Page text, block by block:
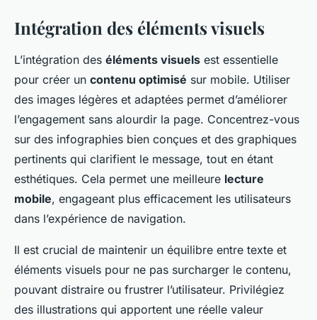
Intégration des éléments visuels
L’intégration des éléments visuels est essentielle
pour créer un contenu optimisé sur mobile. Utiliser
des images légères et adaptées permet d’améliorer
l’engagement sans alourdir la page. Concentrez-vous
sur des infographies bien conçues et des graphiques
pertinents qui clarifient le message, tout en étant
esthétiques. Cela permet une meilleure lecture
mobile, engageant plus efficacement les utilisateurs
dans l’expérience de navigation.
Il est crucial de maintenir un équilibre entre texte et
éléments visuels pour ne pas surcharger le contenu,
pouvant distraire ou frustrer l’utilisateur. Privilégiez
des illustrations qui apportent une réelle valeur